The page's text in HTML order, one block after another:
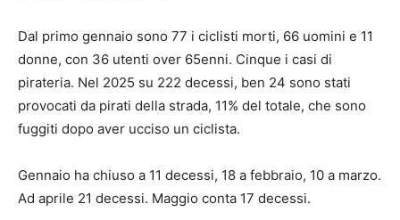
Dal primo gennaio sono 77 i ciclisti morti, 66 uomini e 11
donne, con 36 utenti over 65enni. Cinque i casi di
pirateria. Nel 2025 su 222 decessi, ben 24 sono stati
provocati da pirati della strada, 11% del totale, che sono
fuggiti dopo aver ucciso un ciclista.
Gennaio ha chiuso a 11 decessi, 18 a febbraio, 10 a marzo.
Ad aprile 21 decessi. Maggio conta 17 decessi.